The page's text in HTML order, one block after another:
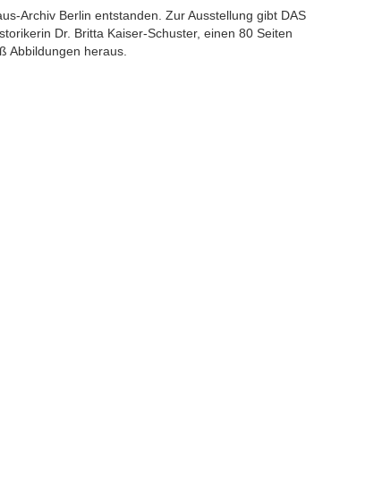
Archiv Berlin entstanden. Zur Ausstellung gibt DAS
Dr. Britta Kaiser-Schuster, einen 80 Seiten
Abbildungen heraus.